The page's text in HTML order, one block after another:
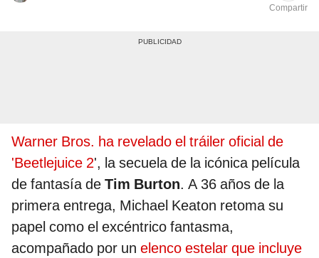
Compartir
Warner Bros. ha revelado el tráiler oficial de
'Beetlejuice 2', la secuela de la icónica película
de fantasía de Tim Burton. A 36 años de la
primera entrega, Michael Keaton retoma su
papel como el excéntrico fantasma,
acompañado por un elenco estelar que incluye